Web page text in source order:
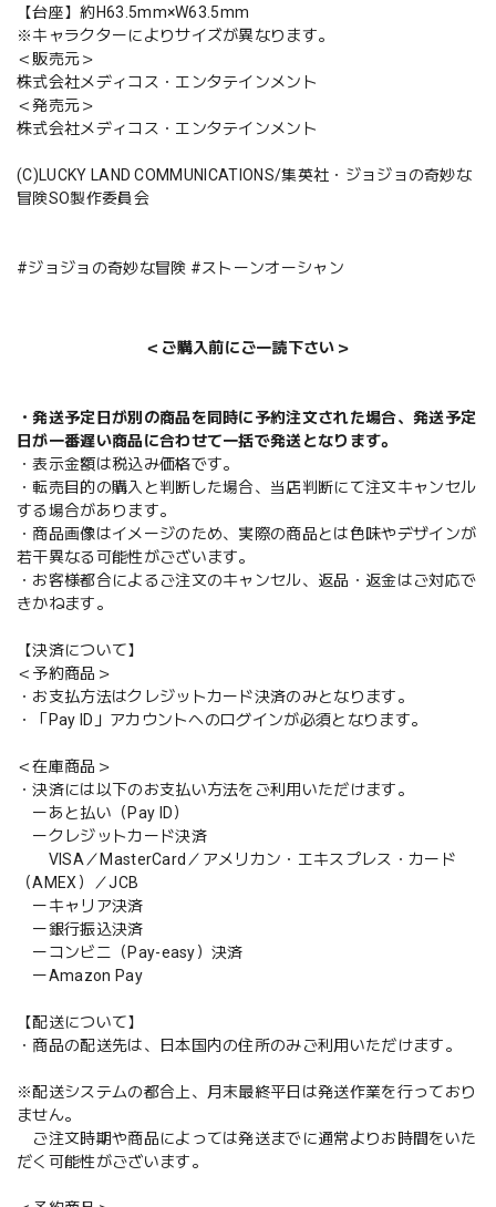
【台座】約H63.5mm×W63.5mm
※キャラクターによりサイズが異なります。
＜販売元＞
株式会社メディコス・エンタテインメント
＜発売元＞
株式会社メディコス・エンタテインメント
(C)LUCKY LAND COMMUNICATIONS/集英社・ジョジョの奇妙な
冒険SO製作委員会
#ジョジョの奇妙な冒険 #ストーンオーシャン
＜ご購入前にご一読下さい＞
・発送予定日が別の商品を同時に予約注文された場合、発送予定
日が一番遅い商品に合わせて一括で発送となります。
・表示金額は税込み価格です。
・転売目的の購入と判断した場合、当店判断にて注文キャンセル
する場合があります。
・商品画像はイメージのため、実際の商品とは色味やデザインが
若干異なる可能性がございます。
・お客様都合によるご注文のキャンセル、返品・返金はご対応で
きかねます。
【決済について】
＜予約商品＞
・お支払方法はクレジットカード決済のみとなります。
・「Pay ID」アカウントへのログインが必須となります。
＜在庫商品＞
・決済には以下のお支払い方法をご利用いただけます。
ーあと払い（Pay ID）
ークレジットカード決済
VISA／MasterCard／アメリカン・エキスプレス・カード
（AMEX）／JCB
ーキャリア決済
ー銀行振込決済
ーコンビニ（Pay-easy）決済
ーAmazon Pay
【配送について】
・商品の配送先は、日本国内の住所のみご利用いただけます。
※配送システムの都合上、月末最終平日は発送作業を行っており
ません。
ご注文時期や商品によっては発送までに通常よりお時間をいた
だく可能性がございます。